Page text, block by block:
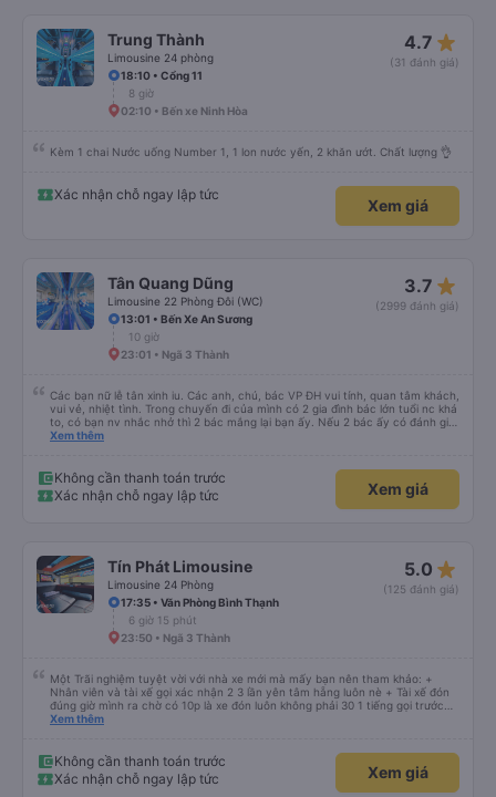
Trung Thành
Limousine 24 phòng
4.7 star_rate
(31 đánh giá)
18:10 • Cổng 11
8 giờ
02:10 • Bến xe Ninh Hòa
Kèm 1 chai Nước uống Number 1, 1 lon nước yến, 2 khăn ướt. Chất lượng 👌
Xác nhận chỗ ngay lập tức
Xem giá
Tân Quang Dũng
Limousine 22 Phòng Đôi (WC)
3.7 star_rate
(2999 đánh giá)
13:01 • Bến Xe An Sương
10 giờ
23:01 • Ngã 3 Thành
Các bạn nữ lễ tân xinh iu. Các anh, chú, bác VP ĐH vui tính, quan tâm khách,
vui vẻ, nhiệt tình. Trong chuyến đi của mình có 2 gia đình bác lớn tuổi nc khá
to, có bạn nv nhắc nhở thì 2 bác mắng lại bạn ấy. Nếu 2 bác ấy có đánh giá
xấu thì mình ngược lại nha. Bạn ấy nhắc nhở rất đúng. 2 bác nói rất to. To
bạn ấy nha. Nếu bạn ấy bị trừ thì bảo bạn ấy liên hệ sđt của mình, mình hỗ
trợ ạ. Số mình đuôi 666, chuyến ĐH-NT ngày 16/1. À các bạn nữ lễ tân xinh
iu còn đổi cho mình phòng đơn sang đôi xong còn note là (một mình) yêu
Xem thêm
Không cần thanh toán trước
Xác nhận chỗ ngay lập tức
Xem giá
Tín Phát Limousine
Limousine 24 Phòng
5.0 star_rate
(125 đánh giá)
17:35 • Văn Phòng Bình Thạnh
6 giờ 15 phút
23:50 • Ngã 3 Thành
Một Trãi nghiệm tuyệt vời với nhà xe mới mà mấy bạn nên tham khảo: +
Nhân viên và tài xế gọi xác nhận 2 3 lần yên tâm hẵng luôn nè + Tài xế đón
đúng giờ mình ra chờ có 10p là xe đón luôn không phải 30 1 tiếng gọi trước
đợi cực + Xe mới, xịn, thơm và Đặt biệt là cực kỳ ưng mền gối trên xe luôn
trên không bị vướng chân như các xe khác mình từng đi + Tài xế lơ xe nhiệt
tình hỗ trợ hỏi đón trả cực bao nhiệt tình nhẹ nhàn luôn nha + Trên xe còn
có bánh nước, khăn lạnh. Tới trạm tài xế còn tinh ý chuẩn bị thêm khăn lạnh
Xem thêm
Không cần thanh toán trước
Xác nhận chỗ ngay lập tức
Xem giá